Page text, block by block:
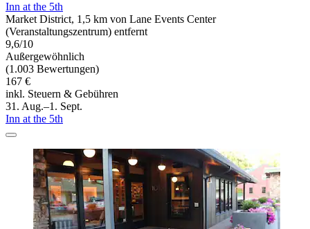
Inn at the 5th
Market District, 1,5 km von Lane Events Center
(Veranstaltungszentrum) entfernt
9,6/10
Außergewöhnlich
(1.003 Bewertungen)
167 €
inkl. Steuern & Gebühren
31. Aug.–1. Sept.
Inn at the 5th